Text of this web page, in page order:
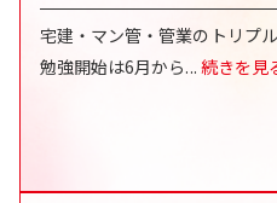
宅建・マン管・管業のトリプ
勉強開始は6月から... 続きを